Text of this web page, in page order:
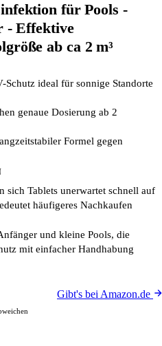
für Pools -
- Effektive
ab ca 2 m³
Schutz ideal für sonnige Standorte
genaue Dosierung ab 2
Formel gegen
sich Tablets unerwartet schnell auf
häufigeres Nachkaufen
und kleine Pools, die
mit einfacher Handhabung
Gibt's bei Amazon.de